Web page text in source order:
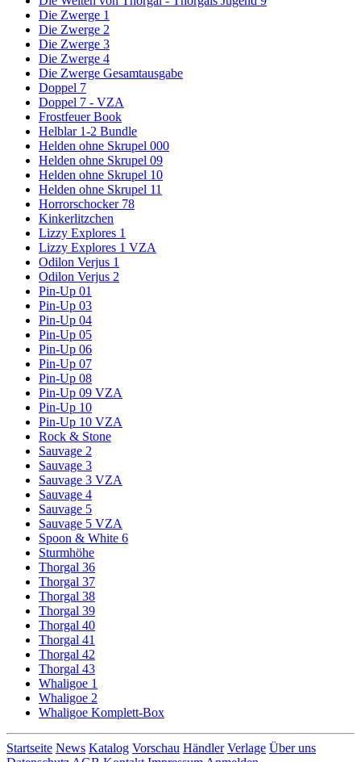
Die Zwerge 1
Die Zwerge 2
Die Zwerge 3
Die Zwerge 4
Die Zwerge Gesamtausgabe
Doppel 7
Doppel 7 - VZA
Frostfeuer Book
Helblar 1-2 Bundle
Helden ohne Skrupel 000
Helden ohne Skrupel 09
Helden ohne Skrupel 10
Helden ohne Skrupel 11
Horrorschocker 78
Kinkerlitzchen
Lizzy Explores 1
Lizzy Explores 1 VZA
Odilon Verjus 1
Odilon Verjus 2
Pin-Up 01
Pin-Up 03
Pin-Up 04
Pin-Up 05
Pin-Up 06
Pin-Up 07
Pin-Up 08
Pin-Up 09 VZA
Pin-Up 10
Pin-Up 10 VZA
Rock & Stone
Sauvage 2
Sauvage 3
Sauvage 3 VZA
Sauvage 4
Sauvage 5
Sauvage 5 VZA
Spoon & White 6
Sturmhöhe
Thorgal 36
Thorgal 37
Thorgal 38
Thorgal 39
Thorgal 40
Thorgal 41
Thorgal 42
Thorgal 43
Whaligoe 1
Whaligoe 2
Whaligoe Komplett-Box
Startseite News Katalog Vorschau Händler Verlage Über uns